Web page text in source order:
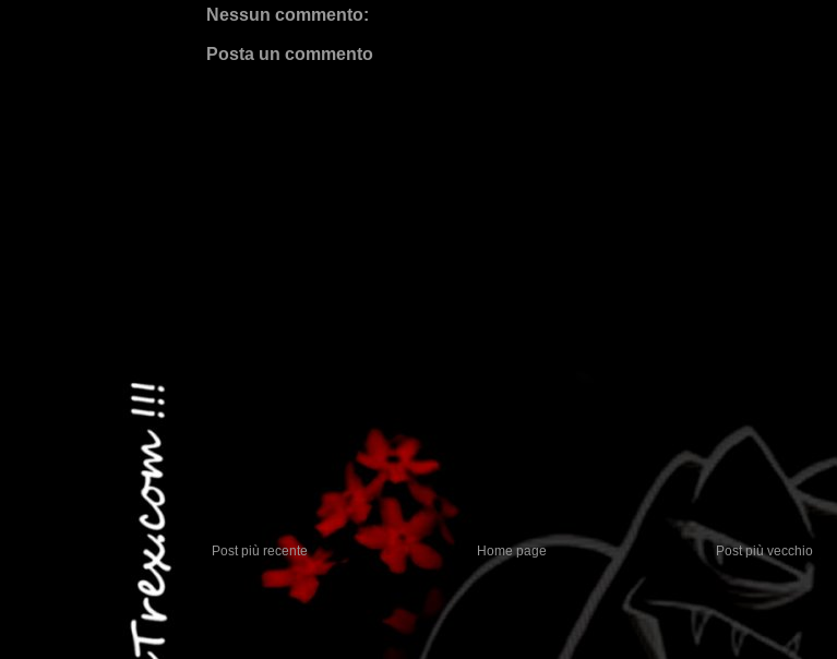
Nessun commento:
Posta un commento
Post più recente Post più vecchio
Home page